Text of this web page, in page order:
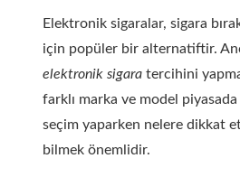
Elektronik sigaralar, sigara
için popüler bir alternatiftir.
elektronik sigara tercihini
farklı marka ve model
seçim yaparken nelere dikkat
bilmek önemlidir.